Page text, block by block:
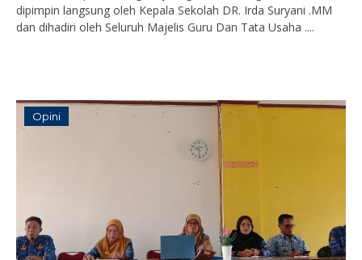
dipimpin langsung oleh Kepala Sekolah DR. Irda Suryani .MM
dan dihadiri oleh Seluruh Majelis Guru Dan Tata Usaha ....
Opini